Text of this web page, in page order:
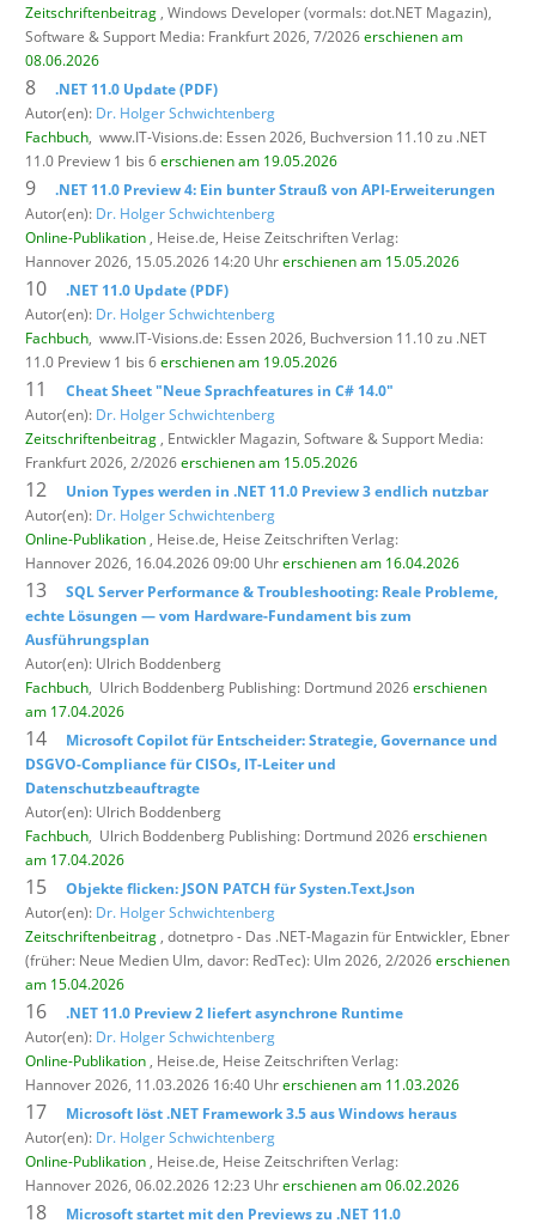
Zeitschriftenbeitrag , Windows Developer (vormals: dot.NET Magazin),
Software & Support Media: Frankfurt 2026, 7/2026erschienen am
08.06.2026
8
.NET 11.0 Update (PDF)
Autor(en): Dr. Holger Schwichtenberg
Fachbuch, www.IT-Visions.de: Essen 2026, Buchversion 11.10 zu .NET
11.0 Preview 1 bis 6erschienen am 19.05.2026
9
.NET 11.0 Preview 4: Ein bunter Strauß von API-Erweiterungen
Autor(en): Dr. Holger Schwichtenberg
Online-Publikation , Heise.de, Heise Zeitschriften Verlag:
Hannover 2026, 15.05.2026 14:20 Uhrerschienen am 15.05.2026
10
.NET 11.0 Update (PDF)
Autor(en): Dr. Holger Schwichtenberg
Fachbuch, www.IT-Visions.de: Essen 2026, Buchversion 11.10 zu .NET
11.0 Preview 1 bis 6erschienen am 19.05.2026
11
Cheat Sheet "Neue Sprachfeatures in C# 14.0"
Autor(en): Dr. Holger Schwichtenberg
Zeitschriftenbeitrag , Entwickler Magazin, Software & Support Media:
Frankfurt 2026, 2/2026erschienen am 15.05.2026
12
Union Types werden in .NET 11.0 Preview 3 endlich nutzbar
Autor(en): Dr. Holger Schwichtenberg
Online-Publikation , Heise.de, Heise Zeitschriften Verlag:
Hannover 2026, 16.04.2026 09:00 Uhrerschienen am 16.04.2026
13
SQL Server Performance & Troubleshooting: Reale Probleme,
echte Lösungen — vom Hardware-Fundament bis zum
Ausführungsplan
Autor(en): Ulrich Boddenberg
Fachbuch, Ulrich Boddenberg Publishing: Dortmund 2026erschienen
am 17.04.2026
14
Microsoft Copilot für Entscheider: Strategie, Governance und
DSGVO-Compliance für CISOs, IT-Leiter und
Datenschutzbeauftragte
Autor(en): Ulrich Boddenberg
Fachbuch, Ulrich Boddenberg Publishing: Dortmund 2026erschienen
am 17.04.2026
15
Objekte flicken: JSON PATCH für Systen.Text.Json
Autor(en): Dr. Holger Schwichtenberg
Zeitschriftenbeitrag , dotnetpro - Das .NET-Magazin für Entwickler, Ebner
(früher: Neue Medien Ulm, davor: RedTec): Ulm 2026, 2/2026erschienen
am 15.04.2026
16
.NET 11.0 Preview 2 liefert asynchrone Runtime
Autor(en): Dr. Holger Schwichtenberg
Online-Publikation , Heise.de, Heise Zeitschriften Verlag:
Hannover 2026, 11.03.2026 16:40 Uhrerschienen am 11.03.2026
17
Microsoft löst .NET Framework 3.5 aus Windows heraus
Autor(en): Dr. Holger Schwichtenberg
Online-Publikation , Heise.de, Heise Zeitschriften Verlag:
Hannover 2026, 06.02.2026 12:23 Uhrerschienen am 06.02.2026
18 Microsoft startet mit den Previews zu .NET 11.0